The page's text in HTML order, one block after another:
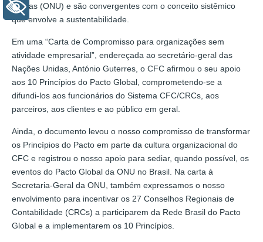
Unidas (ONU) e são convergentes com o conceito sistêmico
que envolve a sustentabilidade.
Em uma “Carta de Compromisso para organizações sem
atividade empresarial”, endereçada ao secretário-geral das
Nações Unidas, António Guterres, o CFC afirmou o seu apoio
aos 10 Princípios do Pacto Global, comprometendo-se a
difundi-los aos funcionários do Sistema CFC/CRCs, aos
parceiros, aos clientes e ao público em geral.
Ainda, o documento levou o nosso compromisso de transformar
os Princípios do Pacto em parte da cultura organizacional do
CFC e registrou o nosso apoio para sediar, quando possível, os
eventos do Pacto Global da ONU no Brasil. Na carta à
Secretaria-Geral da ONU, também expressamos o nosso
envolvimento para incentivar os 27 Conselhos Regionais de
Contabilidade (CRCs) a participarem da Rede Brasil do Pacto
Global e a implementarem os 10 Princípios.
+ Acessibilidade